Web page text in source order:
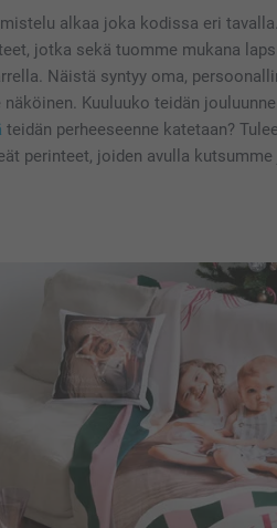
alkaa joka kodissa eri
jotka sekä tuomme mukana
Näistä syntyy oma,
näköinen. Kuuluuko teidän jouluunne
teidän perheeseenne katetaan?
perinteet, joiden avulla